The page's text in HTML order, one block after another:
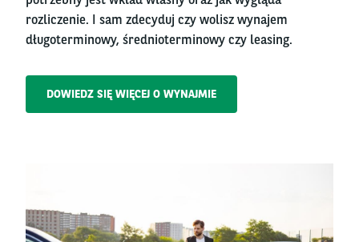
rozliczenie. I sam zdecyduj czy wolisz wynajem
długoterminowy, średnioterminowy czy leasing.
DOWIEDZ SIĘ WIĘCEJ O WYNAJMIE